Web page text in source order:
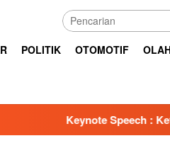
POLITIK OTOMOTIF
Speech : Ketua DPRD